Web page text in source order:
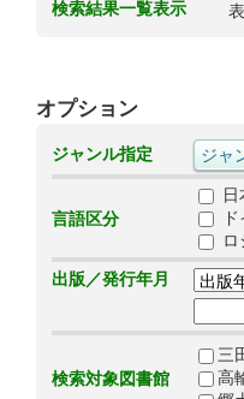
検索結果一覧表示
オプション
ジャンル指定
言語区分
日
出版／発行年月
検索対象図書館
三
高